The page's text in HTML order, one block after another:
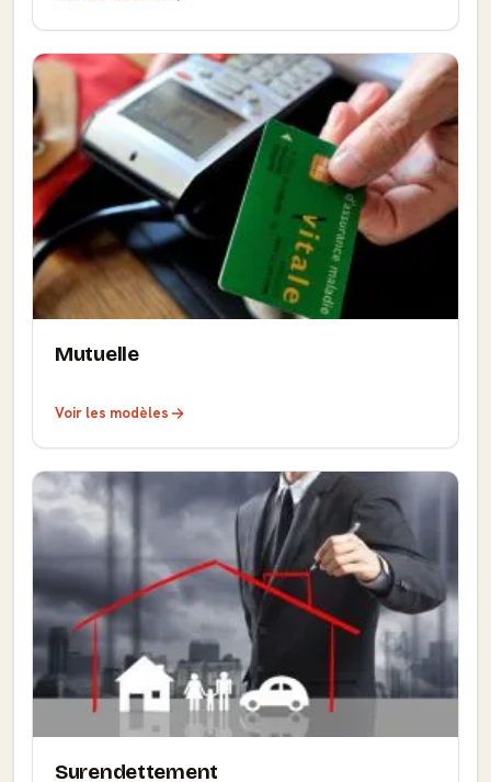
Mutuelle
Voir les modèles
Surendettement